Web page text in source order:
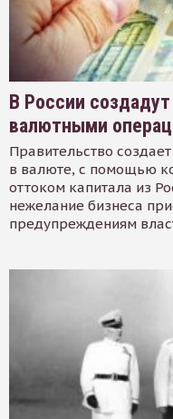
В России
валютными
Правительство
в валюте, с помощью
оттоком капитала из
нежелание бизнеса
предупреждениям